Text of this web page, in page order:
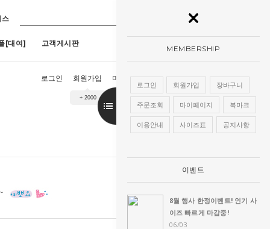
[대여] 고객게시판
[구매]아루네스진주 (1호~13호) [구매]아란한복드레스(핑크)(1호~13
로그인 회원가입
+ 2000
마이페이지 장바구니 주문조회
MEMBERSHIP
로그인 회원가입 장바구니
주문조회 마이페이지 북마크
이용안내 사이즈표 공지사항
이벤트
8월 행사 한정이벤트! 인기 사
이즈 빠르게 마감중!
06/03